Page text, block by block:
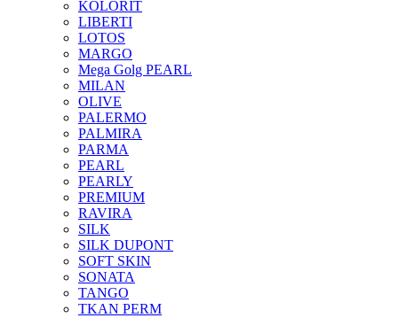
KOLORIT
LIBERTI
LOTOS
MARGO
Mega Golg PEARL
MILAN
OLIVE
PALERMO
PALMIRA
PARMA
PEARL
PEARLY
PREMIUM
RAVIRA
SILK
SILK DUPONT
SOFT SKIN
SONATA
TANGO
TKAN PERM